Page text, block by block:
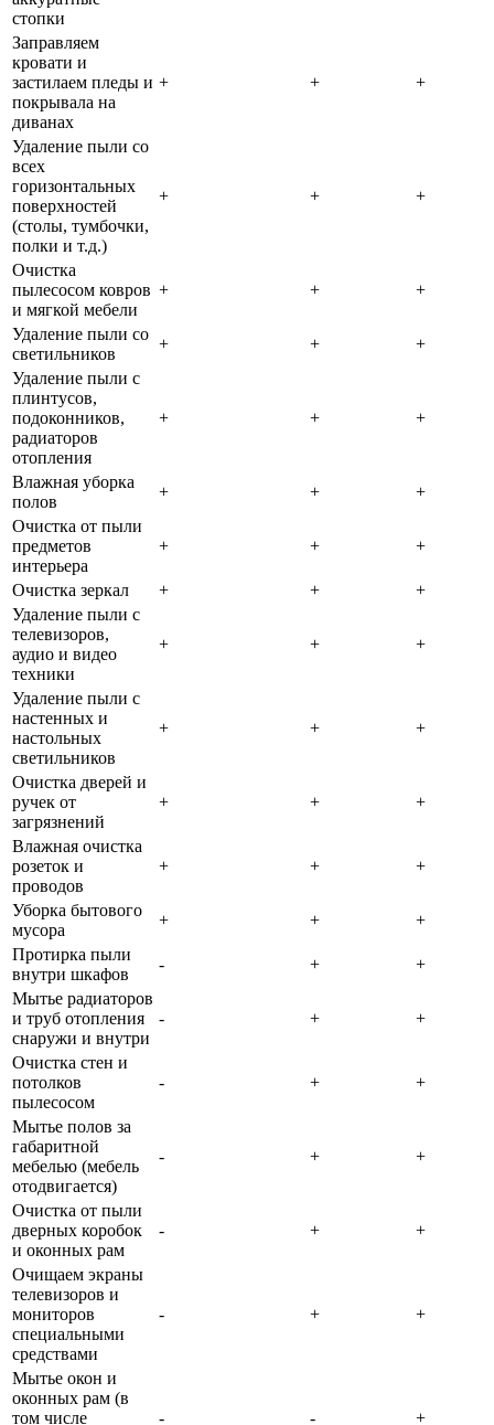
стопки
Заправляем
кровати и
застилаем пледы и
покрывала на
диванах
+ + +
Удаление пыли со
всех
горизонтальных
поверхностей
(столы, тумбочки,
полки и т.д.)
+ + +
Очистка
пылесосом ковров
и мягкой мебели
+ + +
Удаление пыли со
светильников
+ +
+
Удаление пыли с
плинтусов,
подоконников,
радиаторов
отопления
+ + +
Влажная уборка
полов
+ +
+
Очистка от пыли
предметов
интерьера
+ + +
Очистка зеркал + +
+
Удаление пыли с
телевизоров,
аудио и видео
техники
+ + +
Удаление пыли с
настенных и
настольных
светильников
+ + +
Очистка дверей и
ручек от
загрязнений
+ + +
Влажная очистка
розеток и
проводов
+ + +
Уборка бытового
мусора
+ +
+
Протирка пыли
внутри шкафов
- +
+
Мытье радиаторов
и труб отопления
снаружи и внутри
- + +
Очистка стен и
потолков
пылесосом
- + +
Мытье полов за
габаритной
мебелью (мебель
отодвигается)
- + +
Очистка от пыли
дверных коробок
и оконных рам
- + +
Очищаем экраны
телевизоров и
мониторов
специальными
средствами
- + +
Мытье окон и
оконных рам (в
том числе
- - +